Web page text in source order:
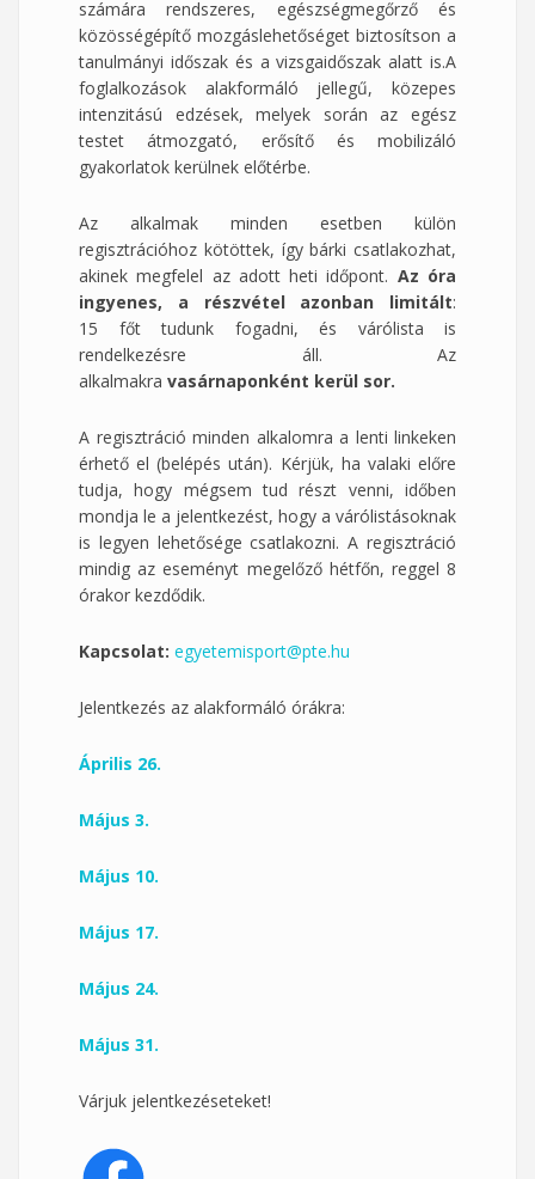
számára rendszeres, egészségmegőrző és
közösségépítő mozgáslehetőséget biztosítson a
tanulmányi időszak és a vizsgaidőszak alatt is.A
foglalkozások alakformáló jellegű, közepes
intenzitású edzések, melyek során az egész
testet átmozgató, erősítő és mobilizáló
gyakorlatok kerülnek előtérbe.
Az alkalmak minden esetben külön
regisztrációhoz kötöttek, így bárki csatlakozhat,
akinek megfelel az adott heti időpont. Az óra
ingyenes, a részvétel azonban limitált:
15 főt tudunk fogadni, és várólista is
rendelkezésre áll. Az
alkalmakra vasárnaponként kerül sor.
A regisztráció minden alkalomra a lenti linkeken
érhető el (belépés után). Kérjük, ha valaki előre
tudja, hogy mégsem tud részt venni, időben
mondja le a jelentkezést, hogy a várólistásoknak
is legyen lehetősége csatlakozni. A regisztráció
mindig az eseményt megelőző hétfőn, reggel 8
órakor kezdődik.
Kapcsolat: egyetemisport@pte.hu
Jelentkezés az alakformáló órákra:
Április 26.
Május 3.
Május 10.
Május 17.
Május 24.
Május 31.
Várjuk jelentkezéseteket!